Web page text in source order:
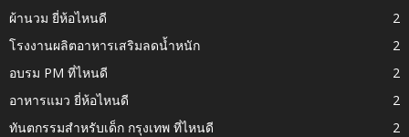
ผ้านวม ยี่ห้อไหนดี
2
โรงงานผลิตอาหารเสริมลดน้ำหนัก
2
อบรม PM ที่ไหนดี
2
อาหารแมว ยี่ห้อไหนดี
2
ทันตกรรมสำหรับเด็ก กรุงเทพ ที่ไหนดี
2